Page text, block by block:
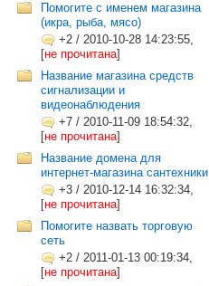
Помогите с именем магазина
(икра, рыба, мясо)
+2 / 2010-10-28 14:23:55,
[не прочитана]
Название магазина средств
сигнализации и
видеонаблюдения
+7 / 2010-11-09 18:54:32,
[не прочитана]
Название домена для
интернет-магазина сантехники
+3 / 2010-12-14 16:32:34,
[не прочитана]
Помогите назвать торговую
сеть
+2 / 2011-01-13 00:19:34,
[не прочитана]